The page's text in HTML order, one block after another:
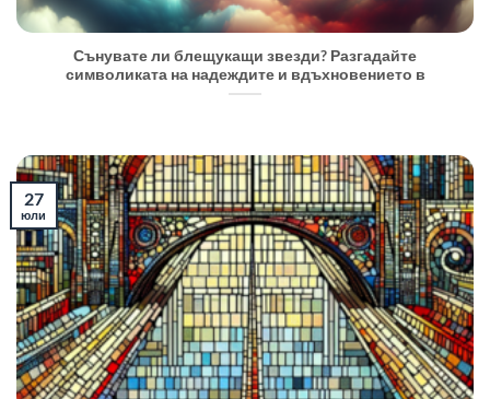
Сънувате ли блещукащи звезди? Разгадайте
символиката на надеждите и вдъхновението в
27
юли